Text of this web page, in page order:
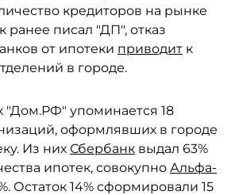
кредиторов на рынке
ранее писал "ДП", отказ
от ипотеки приводит к
в городе.
"Дом.РФ" упоминается 18
оформлявших в городе
Из них Сбербанк выдал 63%
ипотек, совокупно Альфа-
Остаток 14% сформировали 15